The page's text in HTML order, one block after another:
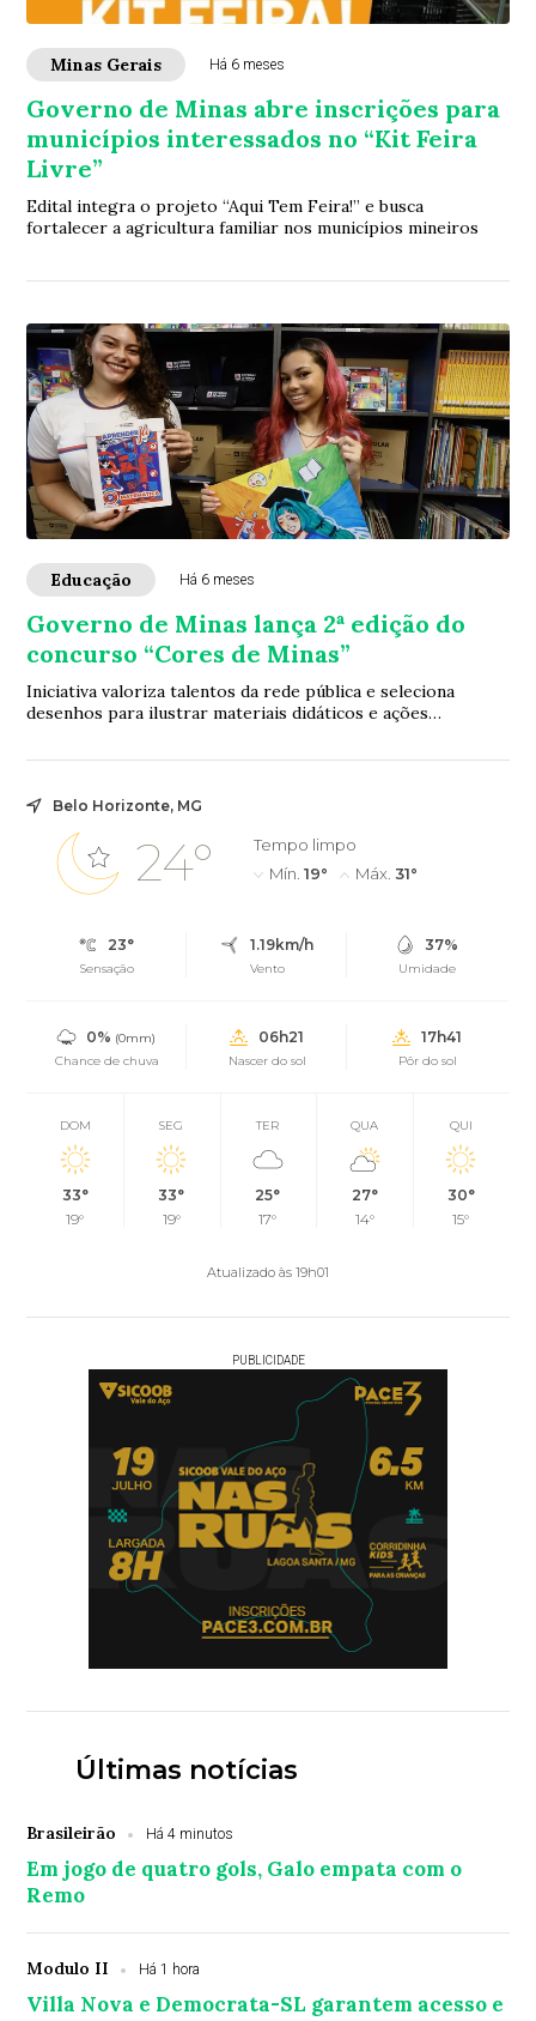
Minas Gerais Há 6 meses
Governo de Minas abre inscrições para
municípios interessados no “Kit Feira
Livre”
Edital integra o projeto “Aqui Tem Feira!” e busca
fortalecer a agricultura familiar nos municípios mineiros
Educação Há 6 meses
Governo de Minas lança 2ª edição do
concurso “Cores de Minas”
Iniciativa valoriza talentos da rede pública e seleciona
desenhos para ilustrar materiais didáticos e ações
Belo Horizonte, MG
24°
Tempo limpo
Mín. 19° Máx. 31°
23°
Sensação
1.19km/h
Vento
37%
Umidade
0% (0mm)
Chance de chuva
06h21
Nascer do sol
17h41
Pôr do sol
DOM
33°
19°
SEG
33°
19°
TER
25°
17°
QUA
27°
14°
QUI
30°
15°
Atualizado às 19h01
PUBLICIDADE
Últimas notícias
Brasileirão Há 4 minutos
Em jogo de quatro gols, Galo empata com o
Remo
Modulo II Há 1 hora
Villa Nova e Democrata-SL garantem acesso e